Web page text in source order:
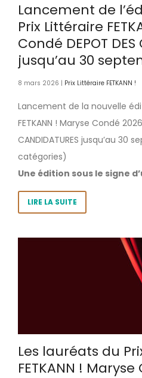
Lancement de
Prix Littéraire
Condé DEPOT DES
jusqu’au 30
8 mars 2026 | Prix Littéraire FETKANN !
Lancement de la nouvelle
FETKANN ! Maryse Condé 2026
CANDIDATURES jusqu’au 30
catégories)
Une édition sous le signe
LIRE LA SUITE
Les lauréats du
FETKANN !